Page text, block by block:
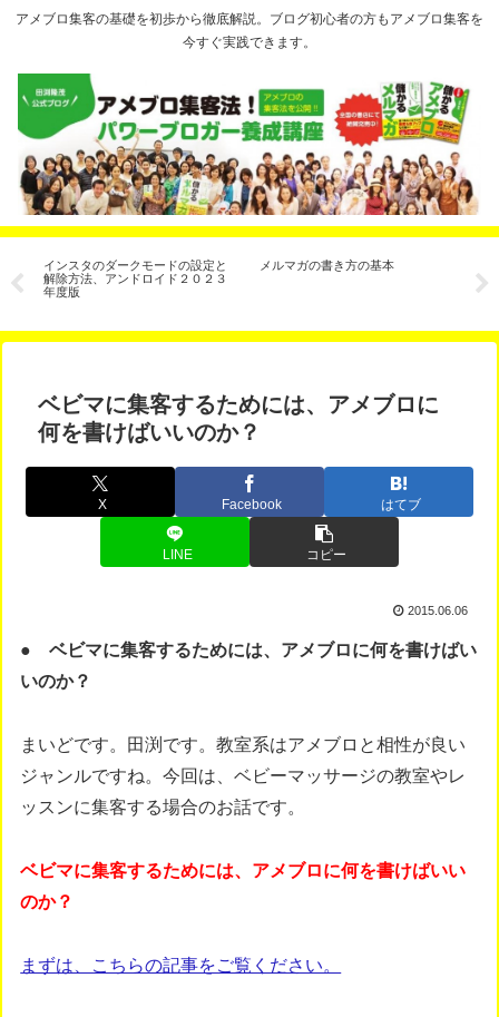
アメブロ集客の基礎を初歩から徹底解説。ブログ初心者の方もアメブロ集客を
今すぐ実践できます。
インスタのダークモードの設定と
解除方法、アンドロイド２０２３
年度版
メルマガの書き方の基本
換
ン
ベビマに集客するためには、アメブロに
何を書けばいいのか？
X Facebook はてブ
LINE コピー
2015.06.06
● ベビマに集客するためには、アメブロに何を書けばい
いのか？
まいどです。田渕です。教室系はアメブロと相性が良い
ジャンルですね。今回は、ベビーマッサージの教室やレ
ッスンに集客する場合のお話です。
ベビマに集客するためには、アメブロに何を書けばいい
のか？
まずは、こちらの記事をご覧ください。